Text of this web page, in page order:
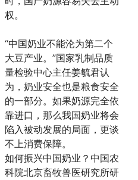
权。
“中国奶业不能沦为第二个
大豆产业。”国家乳制品质
量检验中心主任姜毓君认
为，奶业安全也是粮食安全
的一部分。如果奶源完全依
靠进口，那么我国奶业将会
陷入被动发展的局面，更谈
不上消费保障。
如何振兴中国奶业？中国农
科院北京畜牧兽医研究所研